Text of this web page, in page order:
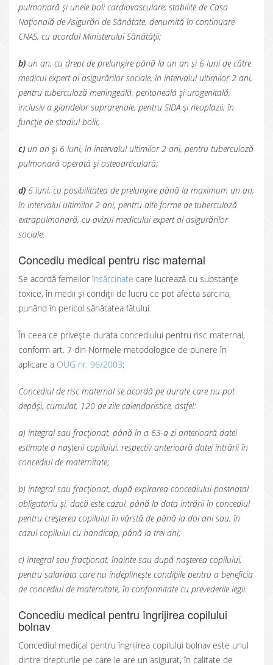
pulmonară și unele boli cardiovasculare, stabilite de Casa
Națională de Asigurări de Sănătate, denumită în continuare
CNAS, cu acordul Ministerului Sănătății;
b) un an, cu drept de prelungire până la un an și 6 luni de către
medicul expert al asigurărilor sociale, în intervalul ultimilor 2 ani,
pentru tuberculoză meningeală, peritoneală și urogenitală,
inclusiv a glandelor suprarenale, pentru SIDA și neoplazii, în
funcție de stadiul bolii;
c) un an și 6 luni, în intervalul ultimilor 2 ani, pentru tuberculoză
pulmonară operată și osteoarticulară;
d) 6 luni, cu posibilitatea de prelungire până la maximum un an,
în intervalul ultimilor 2 ani, pentru alte forme de tuberculoză
extrapulmonară, cu avizul medicului expert al asigurărilor
sociale.
Concediu medical pentru risc maternal
Se acordă femeilor însărcinate care lucrează cu substanțe
toxice, în medii și condiții de lucru ce pot afecta sarcina,
punând în pericol sănătatea fătului.
În ceea ce privește durata concediului pentru risc maternal,
conform art. 7 din Normele metodologice de punere în
aplicare a OUG nr. 96/2003:
Concediul de risc maternal se acordă pe durate care nu pot
depăşi, cumulat, 120 de zile calendaristice, astfel:
a) integral sau fracţionat, până în a 63-a zi anterioară datei
estimate a naşterii copilului, respectiv anterioară datei intrării în
concediul de maternitate;
b) integral sau fracţionat, după expirarea concediului postnatal
obligatoriu şi, dacă este cazul, până la data intrării în concediul
pentru creşterea copilului în vârstă de până la doi ani sau, în
cazul copilului cu handicap, până la trei ani;
c) integral sau fracţionat, înainte sau după naşterea copilului,
pentru salariata care nu îndeplineşte condiţiile pentru a beneficia
de concediul de maternitate, în conformitate cu prevederile legii.
Concediu medical pentru îngrijirea copilului
bolnav
Concediul medical pentru îngrijirea copilului bolnav este unul
dintre drepturile pe care le are un asigurat, în calitate de